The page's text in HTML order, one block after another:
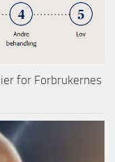
for Forbrukernes